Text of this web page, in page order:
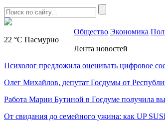
22 °C Пасмурно
Общество Экономика
Лента новостей
Психолог предложила оценивать цифровое
Олег Михайлов, депутат Госдумы от
Работа Марии Бутиной в Госдуме получила
От свидания до семейного ужина: как UP